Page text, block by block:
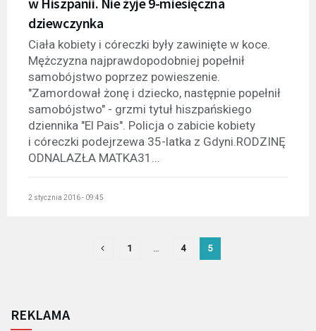
dziewczynka
Ciała kobiety i córeczki były zawinięte w koce.
Mężczyzna najprawdopodobniej popełnił
samobójstwo poprzez powieszenie.
"Zamordował żonę i dziecko, następnie popełnił
samobójstwo" - grzmi tytuł hiszpańskiego
dziennika "El Pais". Policja o zabicie kobiety
i córeczki podejrzewa 35-latka z Gdyni.RODZINĘ
ODNALAZŁA MATKA31...
2 stycznia 2016 - 09:45
1 … 4 5
REKLAMA